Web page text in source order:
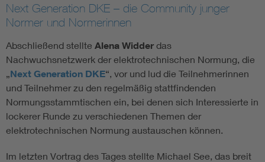
Next Generation DKE – die Community junger
Normer und Normerinnen
Abschließend stellte Alena Widder das
Nachwuchsnetzwerk der elektrotechnischen Normung, die
Next Generation DKE“, vor und lud die Teilnehmerinnen
und Teilnehmer zu den regelmäßig stattfindenden
Normungsstammtischen ein, bei denen sich Interessierte in
lockerer Runde zu verschiedenen Themen der
elektrotechnischen Normung austauschen können.
Im letzten Vortrag des Tages stellte Michael See, das breit